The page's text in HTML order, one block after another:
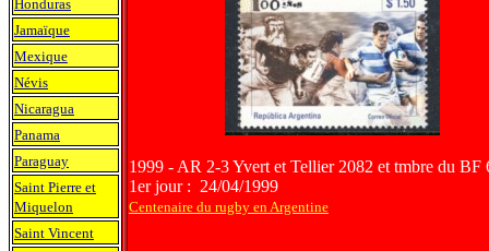
1999 - AR 2-3 Yvert et Tellier 2082 et tmbre du BF
1er jour : 24/04/1999
Centenaire du rugby en Argentine
Honduras
Jamaïque
Mexique
Névis
Nicaragua
Panama
Paraguay
Saint Pierre et
Miquelon
Saint Vincent